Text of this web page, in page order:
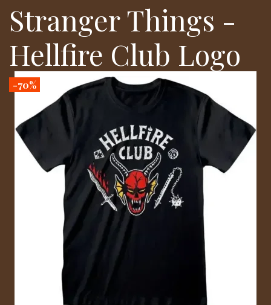
Stranger Things -
Hellfire Club Logo
-70%